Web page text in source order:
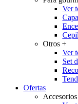
Ver
Otros +
Ver
Set
Ofertas
Accesorios